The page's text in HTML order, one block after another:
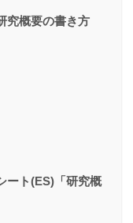
究概要の書き方
ート(ES)「研究概